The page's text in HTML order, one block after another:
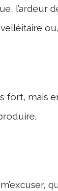
l’ardeur
fort, mais